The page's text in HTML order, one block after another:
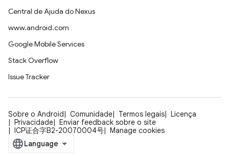
Central de Ajuda do Nexus
www.android.com
Google Mobile Services
Stack Overflow
Issue Tracker
Sobre o Android Comunidade Termos legais
Licença
Privacidade
Enviar feedback sobre o site
ICP证合字B2-20070004号
Manage cookies